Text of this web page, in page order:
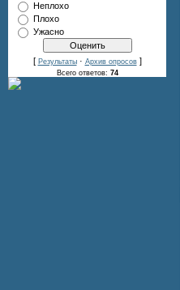
Неплохо
Плохо
Ужасно
[ Результаты· Архив опросов]
Всего ответов: 74